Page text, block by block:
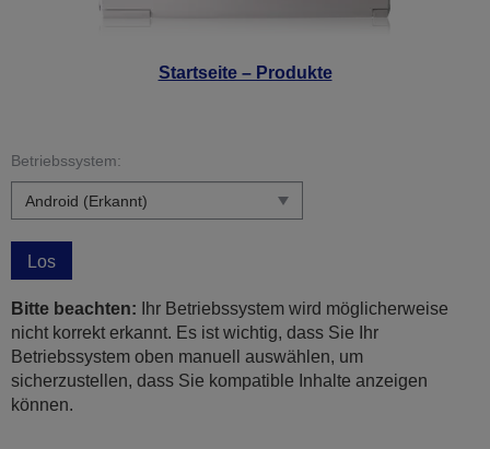
Startseite – Produkte
Betriebssystem:
Los
Bitte beachten: Ihr Betriebssystem wird möglicherweise
nicht korrekt erkannt. Es ist wichtig, dass Sie Ihr
Betriebssystem oben manuell auswählen, um
sicherzustellen, dass Sie kompatible Inhalte anzeigen
können.